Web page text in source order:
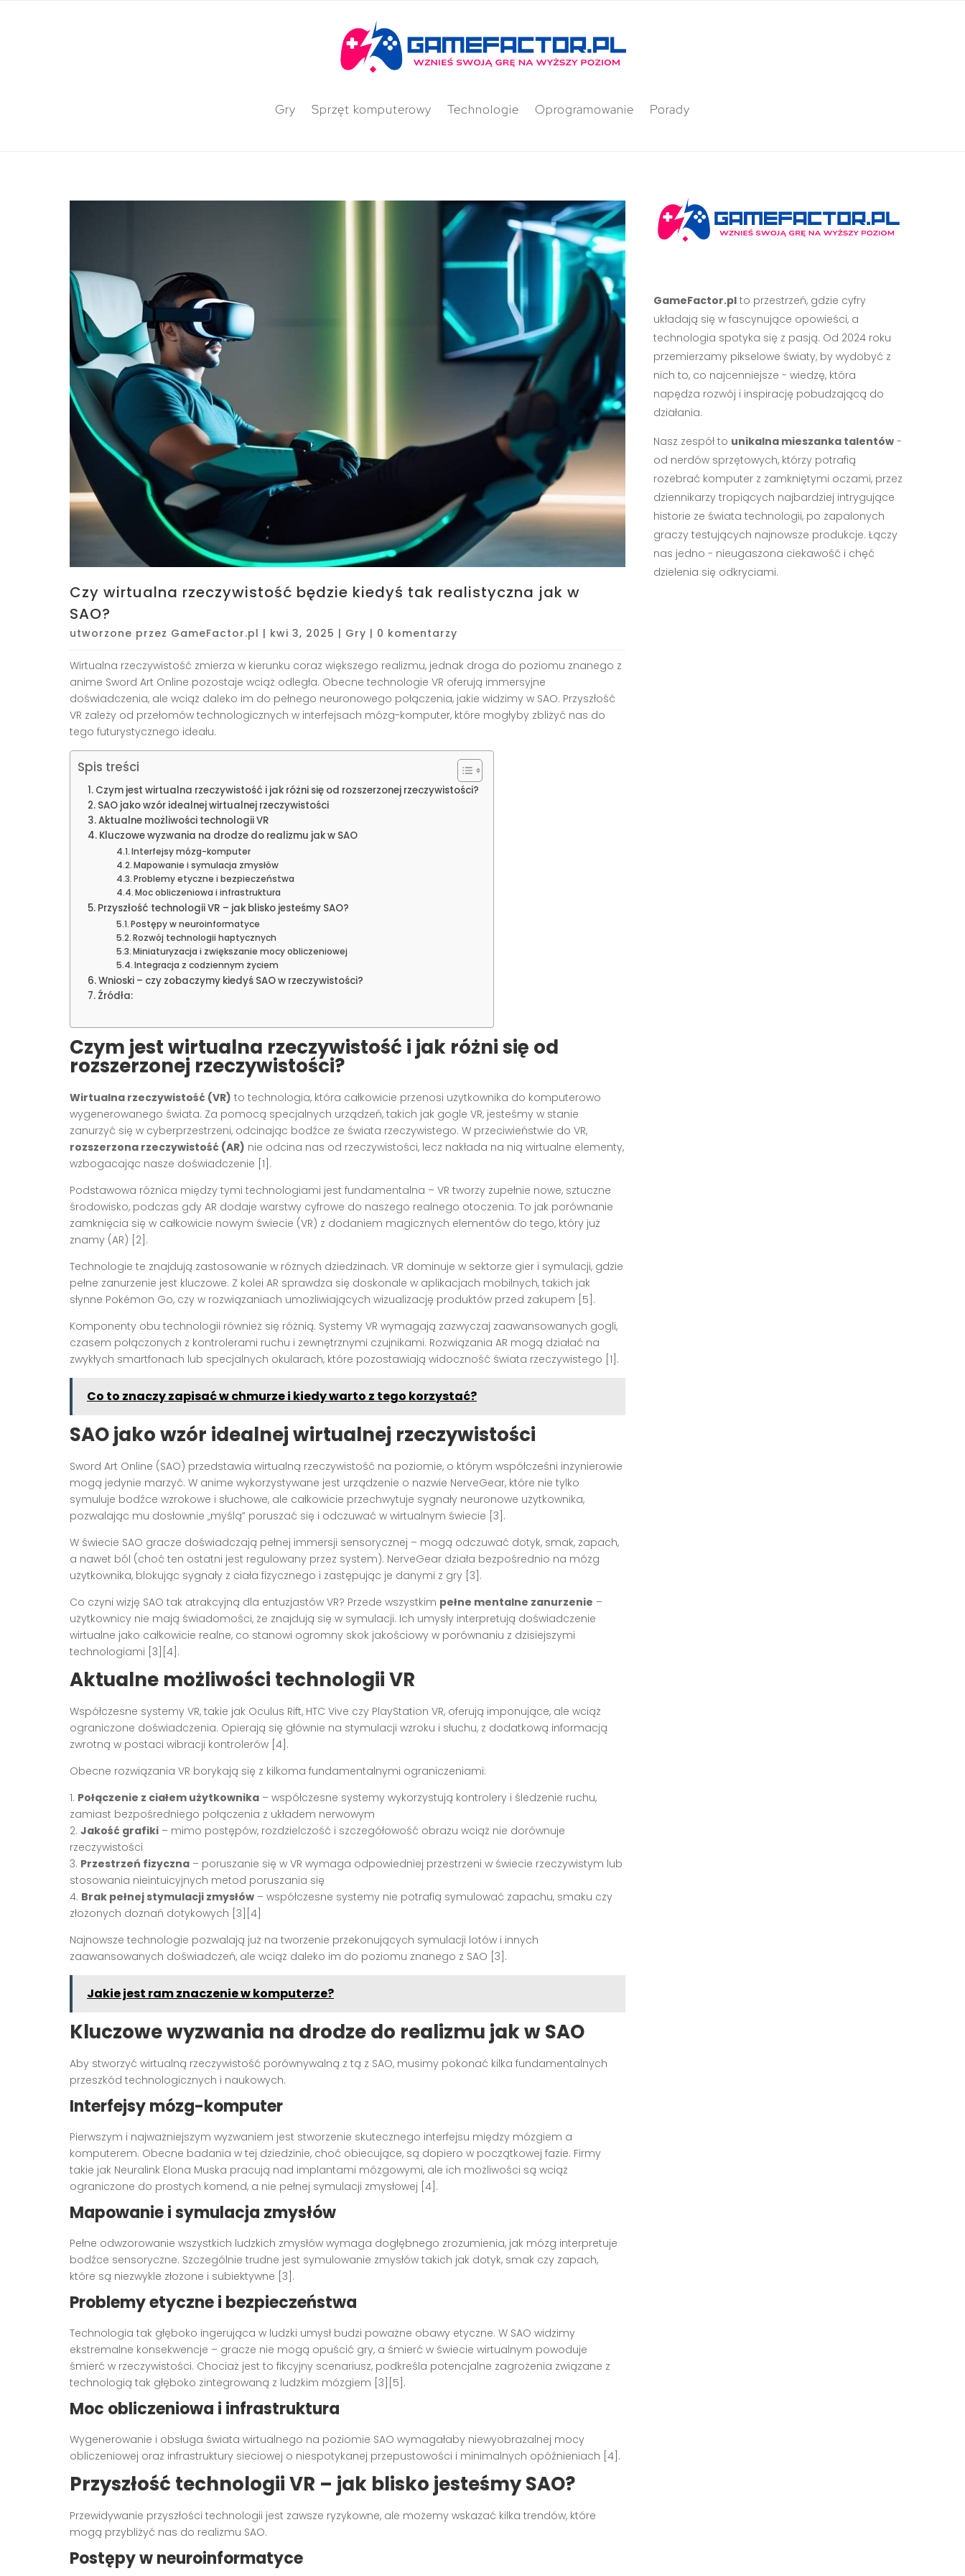
Gry Sprzęt komputerowy Technologie Oprogramowanie Porady
Czy wirtualna rzeczywistość będzie kiedyś tak realistyczna jak w
SAO?
utworzone przez GameFactor.pl | kwi 3, 2025 | Gry | 0 komentarzy
Wirtualna rzeczywistość zmierza w kierunku coraz większego realizmu, jednak droga do poziomu znanego z
anime Sword Art Online pozostaje wciąż odległa. Obecne technologie VR oferują immersyjne
doświadczenia, ale wciąż daleko im do pełnego neuronowego połączenia, jakie widzimy w SAO. Przyszłość
VR zależy od przełomów technologicznych w interfejsach mózg-komputer, które mogłyby zbliżyć nas do
tego futurystycznego ideału.
Spis treści
Czym jest wirtualna rzeczywistość i jak różni się od rozszerzonej rzeczywistości?
SAO jako wzór idealnej wirtualnej rzeczywistości
Aktualne możliwości technologii VR
Kluczowe wyzwania na drodze do realizmu jak w SAO
Interfejsy mózg-komputer
Mapowanie i symulacja zmysłów
Problemy etyczne i bezpieczeństwa
Moc obliczeniowa i infrastruktura
Przyszłość technologii VR – jak blisko jesteśmy SAO?
Postępy w neuroinformatyce
Rozwój technologii haptycznych
Miniaturyzacja i zwiększanie mocy obliczeniowej
Integracja z codziennym życiem
Wnioski – czy zobaczymy kiedyś SAO w rzeczywistości?
Źródła:
Czym jest wirtualna rzeczywistość i jak różni się od
rozszerzonej rzeczywistości?
Wirtualna rzeczywistość (VR) to technologia, która całkowicie przenosi użytkownika do komputerowo
wygenerowanego świata. Za pomocą specjalnych urządzeń, takich jak gogle VR, jesteśmy w stanie
zanurzyć się w cyberprzestrzeni, odcinając bodźce ze świata rzeczywistego. W przeciwieństwie do VR,
rozszerzona rzeczywistość (AR) nie odcina nas od rzeczywistości, lecz nakłada na nią wirtualne elementy,
wzbogacając nasze doświadczenie [1].
Podstawowa różnica między tymi technologiami jest fundamentalna – VR tworzy zupełnie nowe, sztuczne
środowisko, podczas gdy AR dodaje warstwy cyfrowe do naszego realnego otoczenia. To jak porównanie
zamknięcia się w całkowicie nowym świecie (VR) z dodaniem magicznych elementów do tego, który już
znamy (AR) [2].
Technologie te znajdują zastosowanie w różnych dziedzinach. VR dominuje w sektorze gier i symulacji, gdzie
pełne zanurzenie jest kluczowe. Z kolei AR sprawdza się doskonale w aplikacjach mobilnych, takich jak
słynne Pokémon Go, czy w rozwiązaniach umożliwiających wizualizację produktów przed zakupem [5].
Komponenty obu technologii również się różnią. Systemy VR wymagają zazwyczaj zaawansowanych gogli,
czasem połączonych z kontrolerami ruchu i zewnętrznymi czujnikami. Rozwiązania AR mogą działać na
zwykłych smartfonach lub specjalnych okularach, które pozostawiają widoczność świata rzeczywistego [1].
Co to znaczy zapisać w chmurze i kiedy warto z tego korzystać?
SAO jako wzór idealnej wirtualnej rzeczywistości
Sword Art Online (SAO) przedstawia wirtualną rzeczywistość na poziomie, o którym współcześni inżynierowie
mogą jedynie marzyć. W anime wykorzystywane jest urządzenie o nazwie NerveGear, które nie tylko
symuluje bodźce wzrokowe i słuchowe, ale całkowicie przechwytuje sygnały neuronowe użytkownika,
pozwalając mu dosłownie „myślą” poruszać się i odczuwać w wirtualnym świecie [3].
W świecie SAO gracze doświadczają pełnej immersji sensorycznej – mogą odczuwać dotyk, smak, zapach,
a nawet ból (choć ten ostatni jest regulowany przez system). NerveGear działa bezpośrednio na mózg
użytkownika, blokując sygnały z ciała fizycznego i zastępując je danymi z gry [3].
Co czyni wizję SAO tak atrakcyjną dla entuzjastów VR? Przede wszystkim pełne mentalne zanurzenie –
użytkownicy nie mają świadomości, że znajdują się w symulacji. Ich umysły interpretują doświadczenie
wirtualne jako całkowicie realne, co stanowi ogromny skok jakościowy w porównaniu z dzisiejszymi
technologiami [3][4].
Aktualne możliwości technologii VR
Współczesne systemy VR, takie jak Oculus Rift, HTC Vive czy PlayStation VR, oferują imponujące, ale wciąż
ograniczone doświadczenia. Opierają się głównie na stymulacji wzroku i słuchu, z dodatkową informacją
zwrotną w postaci wibracji kontrolerów [4].
Obecne rozwiązania VR borykają się z kilkoma fundamentalnymi ograniczeniami:
1. Połączenie z ciałem użytkownika – współczesne systemy wykorzystują kontrolery i śledzenie ruchu,
zamiast bezpośredniego połączenia z układem nerwowym
2. Jakość grafiki – mimo postępów, rozdzielczość i szczegółowość obrazu wciąż nie dorównuje
rzeczywistości
3. Przestrzeń fizyczna – poruszanie się w VR wymaga odpowiedniej przestrzeni w świecie rzeczywistym lub
stosowania nieintuicyjnych metod poruszania się
4. Brak pełnej stymulacji zmysłów – współczesne systemy nie potrafią symulować zapachu, smaku czy
złożonych doznań dotykowych [3][4]
Najnowsze technologie pozwalają już na tworzenie przekonujących symulacji lotów i innych
zaawansowanych doświadczeń, ale wciąż daleko im do poziomu znanego z SAO [3].
Jakie jest ram znaczenie w komputerze?
Kluczowe wyzwania na drodze do realizmu jak w SAO
Aby stworzyć wirtualną rzeczywistość porównywalną z tą z SAO, musimy pokonać kilka fundamentalnych
przeszkód technologicznych i naukowych.
Interfejsy mózg-komputer
Pierwszym i najważniejszym wyzwaniem jest stworzenie skutecznego interfejsu między mózgiem a
komputerem. Obecne badania w tej dziedzinie, choć obiecujące, są dopiero w początkowej fazie. Firmy
takie jak Neuralink Elona Muska pracują nad implantami mózgowymi, ale ich możliwości są wciąż
ograniczone do prostych komend, a nie pełnej symulacji zmysłowej [4].
Mapowanie i symulacja zmysłów
Pełne odwzorowanie wszystkich ludzkich zmysłów wymaga dogłębnego zrozumienia, jak mózg interpretuje
bodźce sensoryczne. Szczególnie trudne jest symulowanie zmysłów takich jak dotyk, smak czy zapach,
które są niezwykle złożone i subiektywne [3].
Problemy etyczne i bezpieczeństwa
Technologia tak głęboko ingerująca w ludzki umysł budzi poważne obawy etyczne. W SAO widzimy
ekstremalne konsekwencje – gracze nie mogą opuścić gry, a śmierć w świecie wirtualnym powoduje
śmierć w rzeczywistości. Chociaż jest to fikcyjny scenariusz, podkreśla potencjalne zagrożenia związane z
technologią tak głęboko zintegrowaną z ludzkim mózgiem [3][5].
Moc obliczeniowa i infrastruktura
Wygenerowanie i obsługa świata wirtualnego na poziomie SAO wymagałaby niewyobrażalnej mocy
obliczeniowej oraz infrastruktury sieciowej o niespotykanej przepustowości i minimalnych opóźnieniach [4].
Przyszłość technologii VR – jak blisko jesteśmy SAO?
Przewidywanie przyszłości technologii jest zawsze ryzykowne, ale możemy wskazać kilka trendów, które
mogą przybliżyć nas do realizmu SAO.
Postępy w neuroinformatyce
GameFactor.plto przestrzeń, gdzie cyfry
układają się w fascynujące opowieści, a
technologia spotyka się z pasją. Od 2024 roku
przemierzamy pikselowe światy, by wydobyć z
nich to, co najcenniejsze - wiedzę, która
napędza rozwój i inspirację pobudzającą do
działania.
Nasz zespół to unikalna mieszanka talentów-
od nerdów sprzętowych, którzy potrafią
rozebrać komputer z zamkniętymi oczami, przez
dziennikarzy tropiących najbardziej intrygujące
historie ze świata technologii, po zapalonych
graczy testujących najnowsze produkcje. Łączy
nas jedno - nieugaszona ciekawość i chęć
dzielenia się odkryciami.